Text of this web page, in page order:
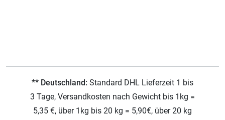
** Deutschland: Standard DHL Lieferzeit 1 bis
3 Tage, Versandkosten nach Gewicht bis 1kg =
5,35 €, über 1kg bis 20 kg = 5,90€, über 20 kg